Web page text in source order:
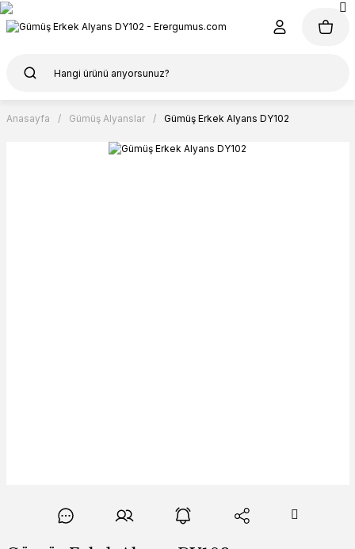
Anasayfa Gümüş Alyanslar Gümüş Erkek Alyans DY102